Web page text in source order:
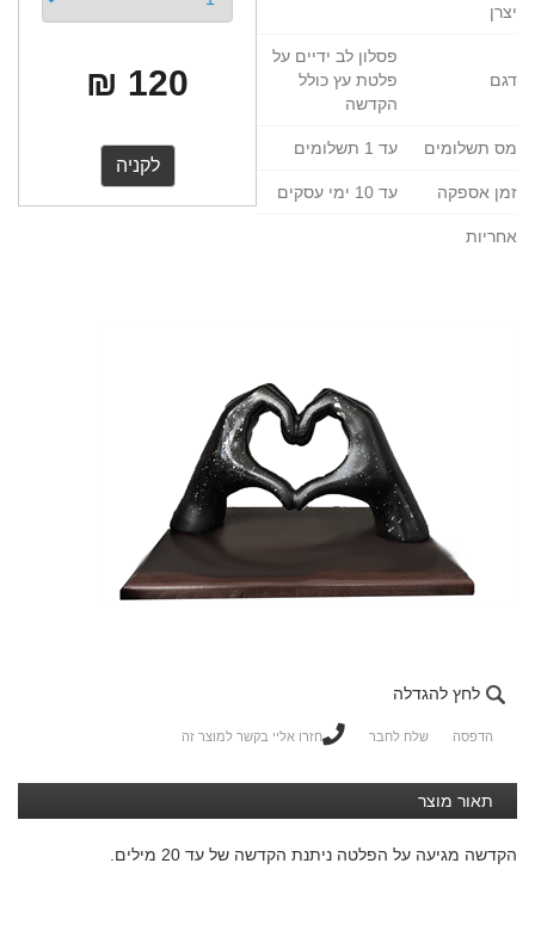
120 ₪
יצרן
דגם
פסלון לב ידיים על
פלטת עץ כולל
הקדשה
מס תשלומים עד 1 תשלומים
זמן אספקה עד 10 ימי עסקים
אחריות
לחץ להגדלה
הדפסה שלח לחבר חזרו אליי בקשר למוצר זה
תאור מוצר
הקדשה מגיעה על הפלטה ניתנת הקדשה של עד 20 מילים.